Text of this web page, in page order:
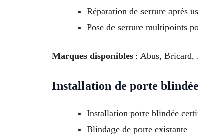
Réparation de serrure après
Pose de serrure multipoints
Marques disponibles : Abus, Bricard,
Installation de porte
Installation porte blindée
Blindage de porte existante